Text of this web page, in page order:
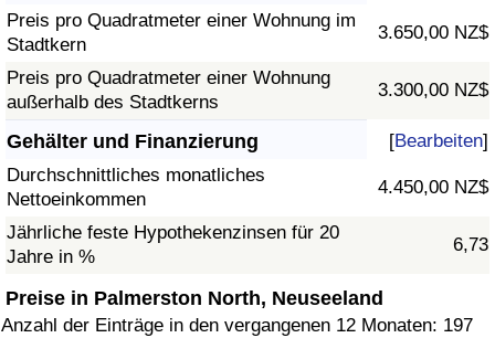
Preis pro Quadratmeter einer Wohnung im
Stadtkern
3.650,00 NZ$
Preis pro Quadratmeter einer Wohnung
außerhalb des Stadtkerns
3.300,00 NZ$
Gehälter und Finanzierung [Bearbeiten]
Durchschnittliches monatliches
Nettoeinkommen
4.450,00 NZ$
Jährliche feste Hypothekenzinsen für 20
Jahre in %
6,73
Preise in Palmerston North, Neuseeland
Anzahl der Einträge in den vergangenen 12 Monaten: 197